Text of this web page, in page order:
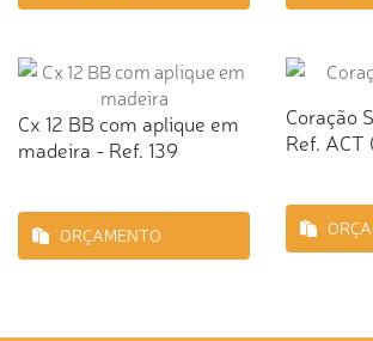
Cx 12 BB com aplique em
madeira - Ref. 139
ORÇAMENTO
Coração
Ref.